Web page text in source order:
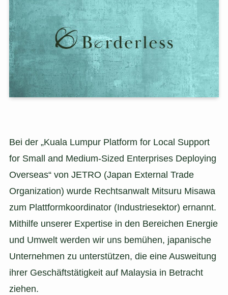
Bei der „Kuala Lumpur Platform for Local Support
for Small and Medium-Sized Enterprises Deploying
Overseas“ von JETRO (Japan External Trade
Organization) wurde Rechtsanwalt Mitsuru Misawa
zum Plattformkoordinator (Industriesektor) ernannt.
Mithilfe unserer Expertise in den Bereichen Energie
und Umwelt werden wir uns bemühen, japanische
Unternehmen zu unterstützen, die eine Ausweitung
ihrer Geschäftstätigkeit auf Malaysia in Betracht
ziehen.